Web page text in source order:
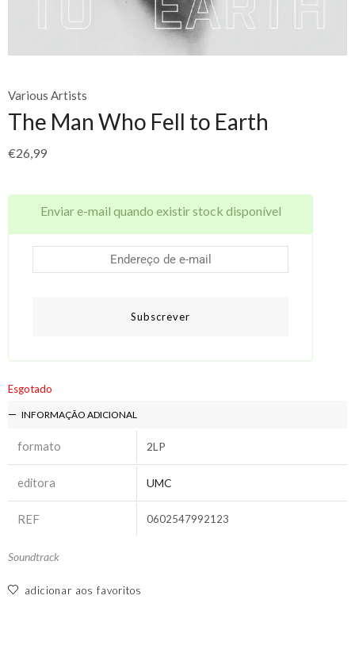
Various Artists
The Man Who Fell to Earth
€26,99
Enviar e-mail quando existir stock disponível
Subscrever
Esgotado
INFORMAÇÃO ADICIONAL
formato 2LP
editora UMC
REF 0602547992123
Soundtrack
adicionar aos favoritos